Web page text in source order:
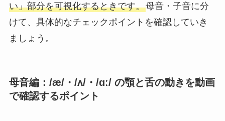
い」部分を可視化するときです。母音・子音に分
けて、具体的なチェックポイントを確認していき
ましょう。
母音編：/æ/・/ʌ/・/ɑː/ の顎と舌の動きを動画
で確認するポイント